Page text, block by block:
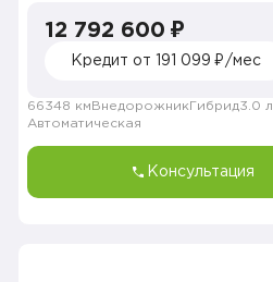
12 792 600 ₽
Кредит от 191 099 ₽/мес
66348 км Внедорожник Гибрид3.0 л.
Автоматическая
Консультация